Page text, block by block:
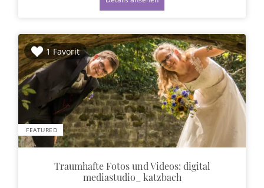
1 Favorit
FEATURED
Traumhafte Fotos und Videos: digital
mediastudio_ katzbach